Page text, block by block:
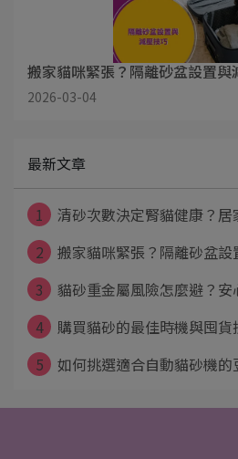
搬家貓咪緊張？隔離砂盆設置與
2026-03-04
最新文章
1
清砂次數決定腎貓健康？
2
搬家貓咪緊張？隔離砂盆設
3
貓砂重金屬風險怎麼避？
4
購買貓砂的最佳時機與囤
5
如何挑選適合自動貓砂機